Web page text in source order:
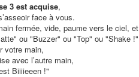
3 est acquise,
face à vous.
fermée, vide, paume vers le ciel,
ou "Buzzer" ou "Top" ou "Shake
votre main,
avec l’autre main,
Biiiieeen !"